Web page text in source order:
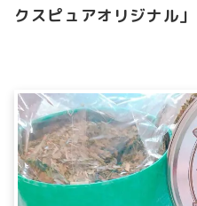
クスピュアオリジナル」